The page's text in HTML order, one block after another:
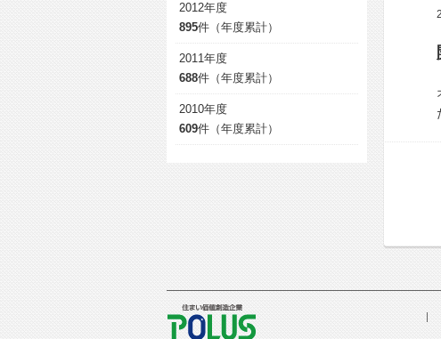
2012年度
895件（年度累計）
2011年度
688件（年度累計）
2010年度
609件（年度累計）